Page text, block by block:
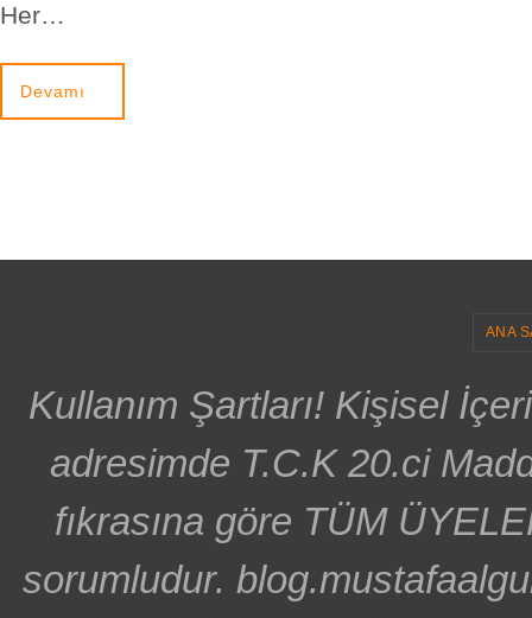
Her…
Devamı
ANA
Kullanım Şartları! Kişisel
adresimde T.C.K 20.ci
fıkrasına göre TÜM
sorumludur.